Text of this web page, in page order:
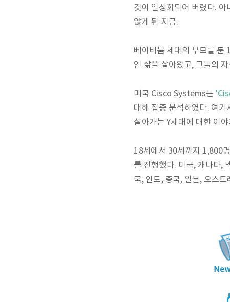
것이 일상화되어 버렸다.
않게 된 지금.
베이비붐 세대의 부모를 둔
인 삶을 살아왔고, 그들의
미국 Cisco Systems는
대해 집중 분석하였다. 여
살아가는 Y세대에 대한 이
18세에서 30세까지 1,800
를 진행했다. 미국, 캐나다,
국, 인도, 중국, 일본, 오스